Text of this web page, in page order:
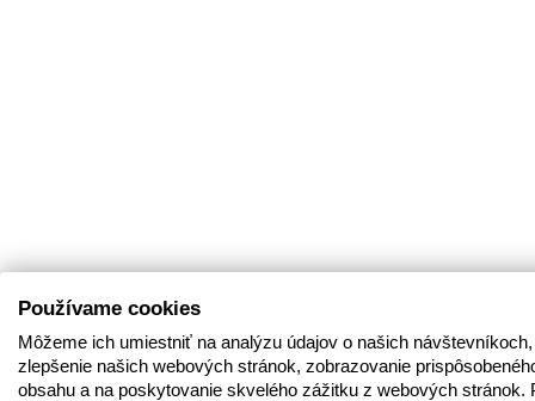
Používame cookies
Môžeme ich umiestniť na analýzu údajov o našich
zlepšenie našich webových stránok, zobrazovanie
obsahu a na poskytovanie skvelého zážitku z webových stránok.